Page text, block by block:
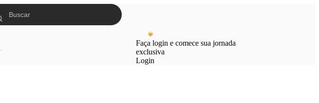
Faça login e comece sua jornada
exclusiva
Login